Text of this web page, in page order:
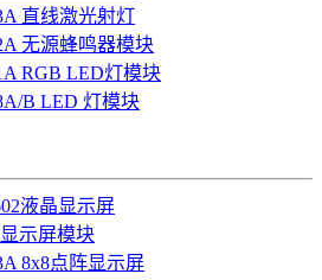
直线激光射灯
无源蜂鸣器模块
RGB LED灯模块
B LED 灯模块
液晶显示屏
示屏模块
8x8点阵显示屏